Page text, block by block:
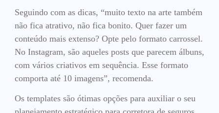
Seguindo com as dicas, “muito texto na arte também
não fica atrativo, não fica bonito. Quer fazer um
conteúdo mais extenso? Opte pelo formato carrossel.
No Instagram, são aqueles posts que parecem álbuns,
com vários criativos em sequência. Esse formato
comporta até 10 imagens”, recomenda.
Os templates são ótimas opções para auxiliar o seu